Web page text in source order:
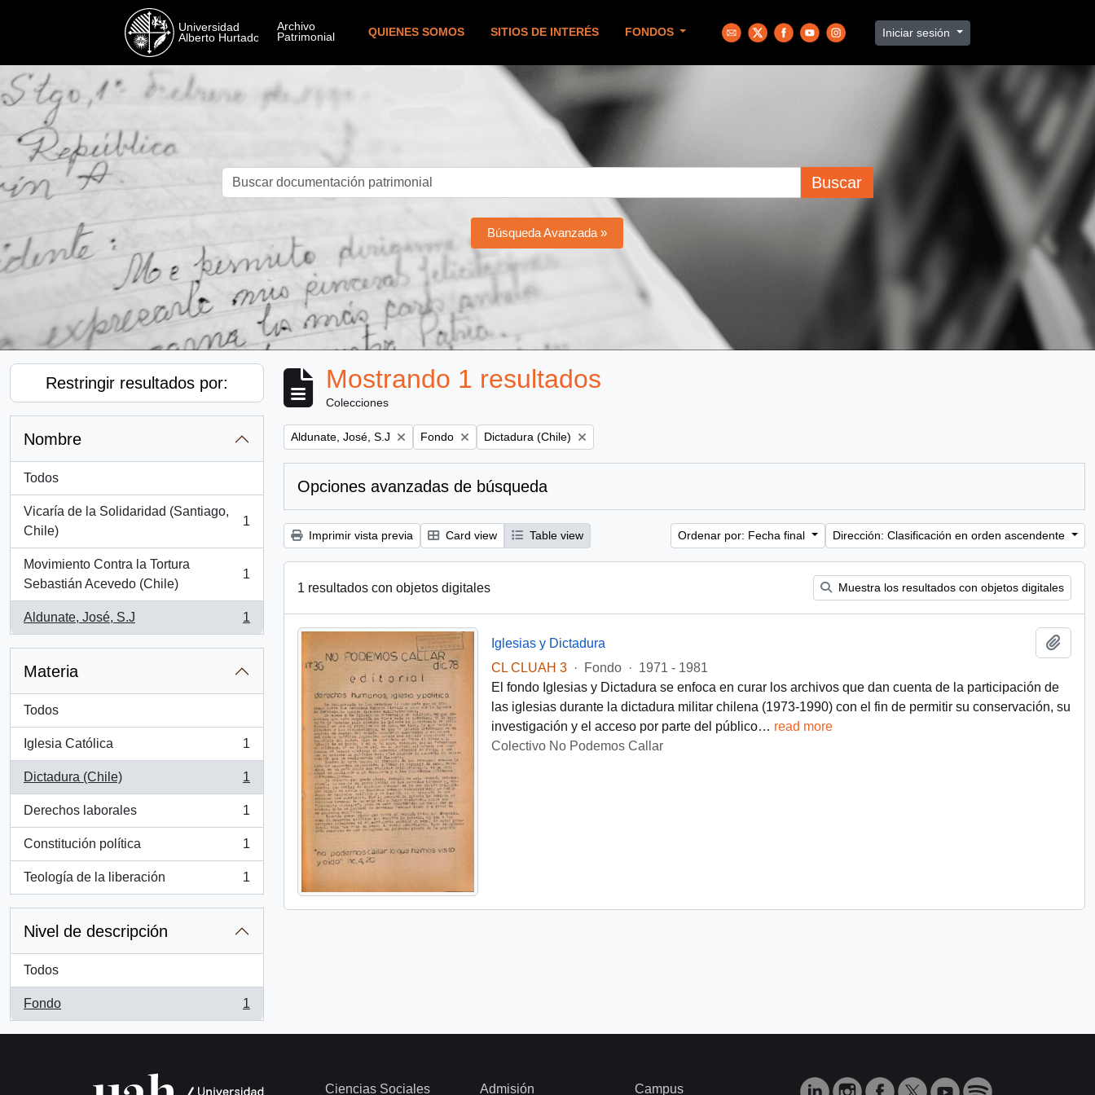
QUIENES SOMOS SITIOS DE INTERÉS FONDOS Iniciar sesión
Buscar
Búsqueda Avanzada »
Restringir resultados por:
Nombre
Todos
Vicaría de la Solidaridad (Santiago,
Chile)
, 1 resultados
1
Movimiento Contra la Tortura
Sebastián Acevedo (Chile)
, 1 resultados
1
Aldunate, José, S.J
, 1 resultados
1
Materia
Todos
Iglesia Católica
, 1 resultados
1
Dictadura (Chile)
, 1 resultados
1
Derechos laborales
, 1 resultados
1
Constitución política
, 1 resultados
1
Teología de la liberación
, 1 resultados
1
Nivel de descripción
Todos
Fondo
, 1 resultados
1
Mostrando 1 resultados
Colecciones
Remove filter:
Aldunate, José, S.J Remove filter:
Fondo Remove filter:
Dictadura (Chile)
Opciones avanzadas de búsqueda
Imprimir vista previa Card view Table view Ordenar por: Fecha final Dirección: Clasificación en orden ascendente
1 resultados con objetos digitales Muestra los resultados con objetos digitales
Iglesias y Dictadura
CL CLUAH 3
· Fondo · 1971 - 1981
El fondo Iglesias y Dictadura se enfoca en curar los archivos que dan cuenta de la participación de
las iglesias durante la dictadura militar chilena (1973-1990) con el fin de permitir su conservación, su
investigación y el acceso por parte del público… read more
Colectivo No Podemos Callar
Ciencias Sociales Admisión Campus